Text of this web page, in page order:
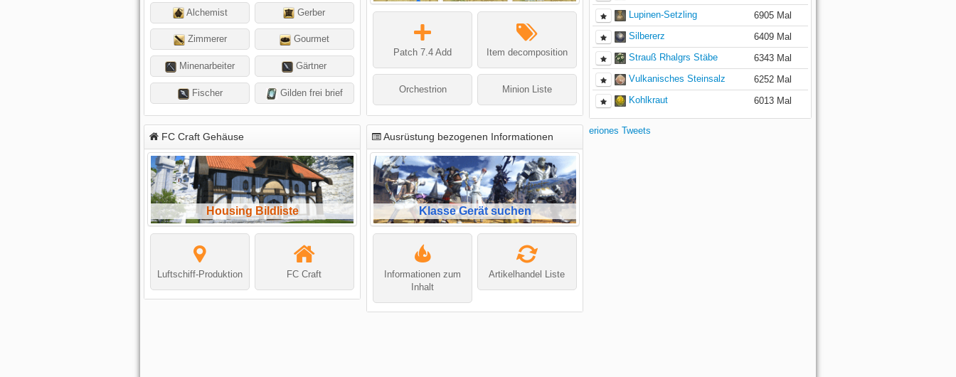
Alchemist Gerber
Zimmerer Gourmet
Minenarbeiter Gärtner
Fischer Gilden frei brief
Patch 7.4 Add Item decomposition
Orchestrion Minion Liste
Lupinen-Setzling
6905 Mal
Silbererz
6409 Mal
Strauß Rhalgrs Stäbe
6343 Mal
Vulkanisches Steinsalz
6252 Mal
Kohlkraut
6013 Mal
FC Craft Gehäuse
Housing Bildliste
Luftschiff-Produktion FC Craft
Ausrüstung bezogenen Informationen
Klasse Gerät suchen
Informationen zum
Inhalt
Artikelhandel Liste
eriones Tweets